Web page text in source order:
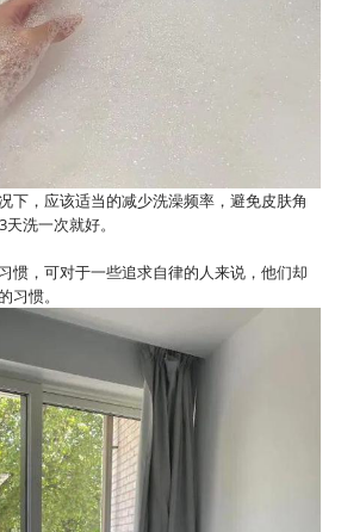
下，应该适当的减少洗澡频率，避免皮肤角
洗一次就好。
惯，可对于一些追求自律的人来说，他们却
习惯。